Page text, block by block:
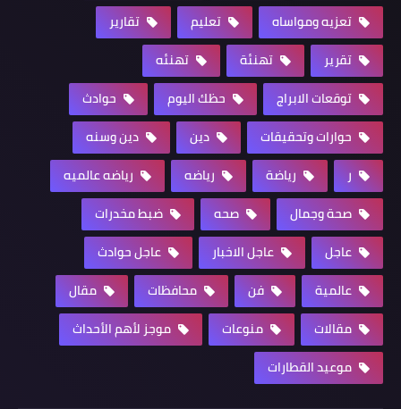
تعزيه ومواساه
تعليم
تقارير
تقرير
تهنئة
تهنئه
توقعات الابراج
حظك اليوم
حوادث
حوارات وتحقيقات
دين
دين وسنه
ر
رياضة رياضه
رياضه عالميه
صحة وجمال
صحه
ضبط مخدرات
عاجل
عاجل الاخبار
عاجل حوادث
عالمية
فن محافظات
مقال
مقالات
منوعات
موجز لأهم الأحداث
موعيد القطارات